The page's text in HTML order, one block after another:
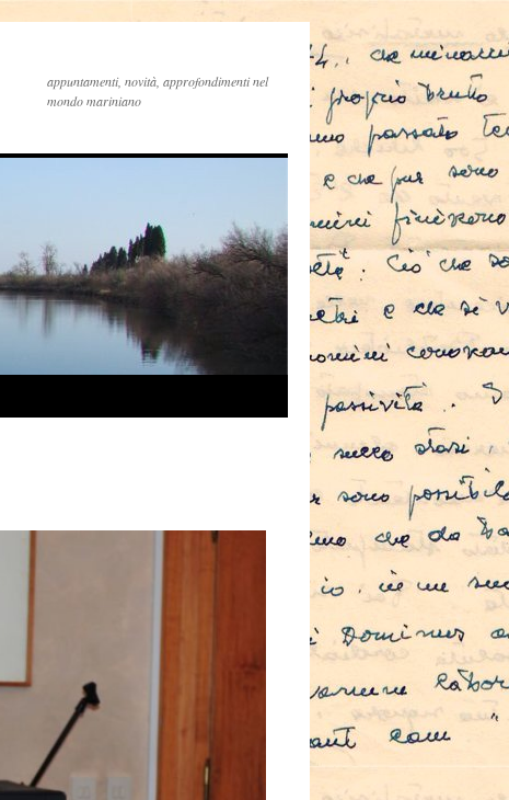
appuntamenti, novità, approfondimenti nel
mondo mariniano